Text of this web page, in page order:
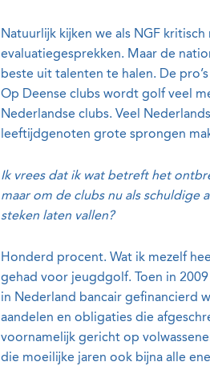
Natuurlijk kijken we als NGF
evaluatiegesprekken. Maar de
beste uit talenten te halen. De
Op Deense clubs wordt golf veel
Nederlandse clubs. Veel
leeftijdgenoten grote sprongen
Ik vrees dat ik wat betreft het
maar om de clubs nu als
steken laten vallen?
Honderd procent. Wat ik mezelf
gehad voor jeugdgolf. Toen in
in Nederland bancair gefinancierd
aandelen en obligaties die
voornamelijk gericht op
die moeilijke jaren ook bijna alle